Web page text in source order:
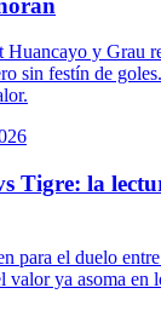
y Grau
sin festín de
Tigre: la
para el duelo
ya asoma en